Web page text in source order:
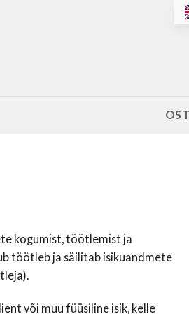
kogumist, töötlemist ja
töötleb ja säilitab isikuandmete
või muu füüsiline isik, kelle